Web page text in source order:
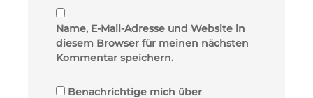
Name, E-Mail-Adresse und Website in
diesem Browser für meinen nächsten
Kommentar speichern.
Benachrichtige mich über